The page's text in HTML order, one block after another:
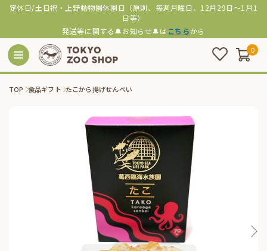
定休日/土日祝・上野動物園休園日（原則、毎週月曜日、12月29日～1月1
日等）
発送等に関する🔔お知らせ🔔は こちらから
0
TOP 食品ギフト たこから揚げせんべい